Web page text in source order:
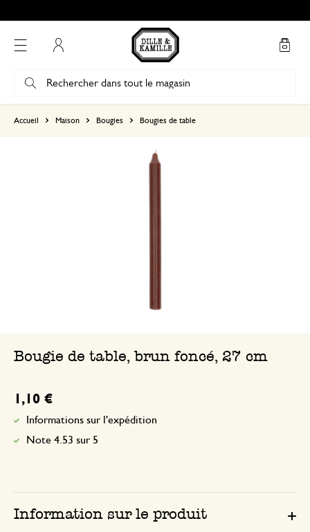
Accueil Maison Bougies Bougies de table
Bougie de table, brun foncé, 27 cm
1,10 €
Informations sur l'expédition
Note 4.53 sur 5
Information sur le produit